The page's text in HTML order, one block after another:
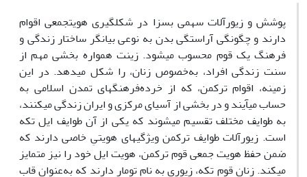
پوشش و زیورآلات سهمی بسزا در شکل‏گیری هویت‏جمعی اقوام
دارند و چگونگی آراستگی بدن به نوعی بیانگر ساختار زندگی و
فرهنگ یک قوم محسوب می‏شود. زینت همواره بخشی مهم از
سنت زندگی افراد، به‌خصوص زنان، را شکل می‏دهد. در این
زمینه، اقوام ترکمن، که از خرده‌فرهنگ‏های تمدن ‏اسلامی به‏
حساب می‏آیند و در بخشی از آسیای ‏مرکزی و ایران زندگی می‏کنند،
به طوایف مختلف تقسیم می‏شوند که یکی از آن طوایف ایل تکه
است. زیورآلات طوایف ترکمن ویژگی‏های هویتیِ خاصی دارند که
ضمن حفظ هویت ‏جمعی قوم ترکمن، هویت ایل خود را نیز متمایز
می‏کند. زنان قوم تکه، زیوری به نام تومار دارند که به‌عنوان قاب